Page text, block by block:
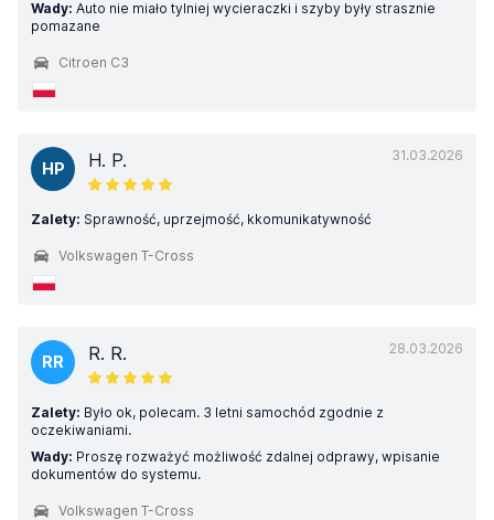
Wady: Auto nie miało tylniej wycieraczki i szyby były strasznie
pomazane
Citroen C3
31.03.2026
HP H. P.
Zalety: Sprawność, uprzejmość, kkomunikatywność
Volkswagen T-Cross
28.03.2026
RR R. R.
Zalety: Było ok, polecam. 3 letni samochód zgodnie z
oczekiwaniami.
Wady: Proszę rozważyć możliwość zdalnej odprawy, wpisanie
dokumentów do systemu.
Volkswagen T-Cross